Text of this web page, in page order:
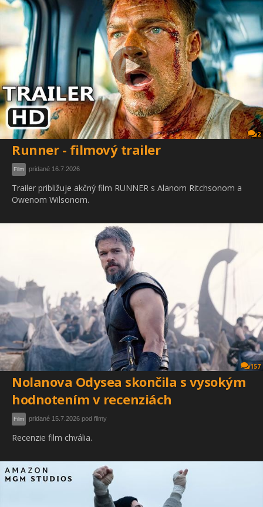
2
Runner - filmový trailer
Film pridané 16.7.2026
Trailer približuje akčný film RUNNER s Alanom Ritchsonom a
Owenom Wilsonom.
157
Nolanova Odysea skončila s vysokým
hodnotením v recenziách
Film pridané 15.7.2026 pod filmy
Recenzie film chvália.